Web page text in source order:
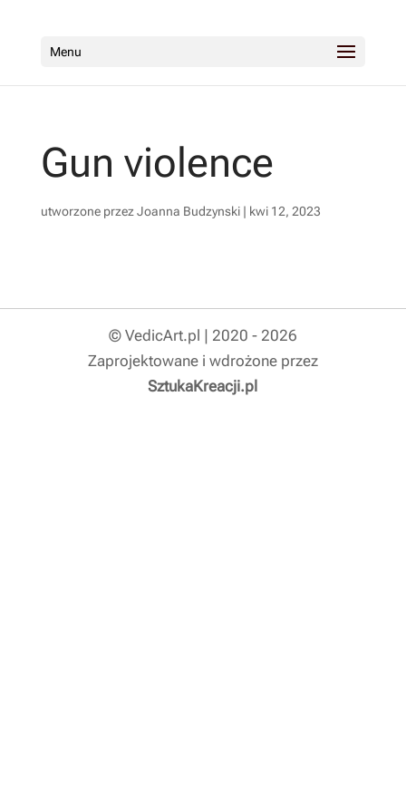
Menu
Gun violence
utworzone przez Joanna Budzynski| kwi 12, 2023
© VedicArt.pl | 2020 - 2026
Zaprojektowane i wdrożone przez
SztukaKreacji.pl